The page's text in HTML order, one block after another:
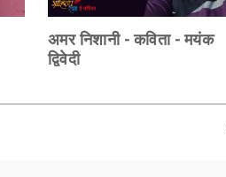
अमर निशानी - कविता - मयंक
द्विवेदी